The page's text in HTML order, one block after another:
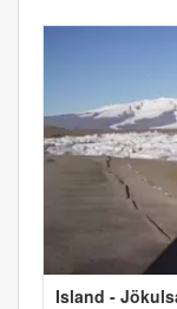
Island -